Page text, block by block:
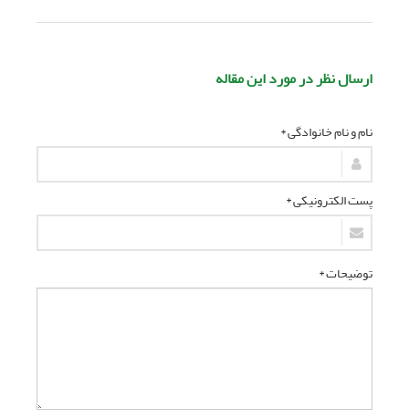
ارسال نظر در مورد این مقاله
نام و نام خانوادگی *
پست الکترونیکی *
توضیحات *